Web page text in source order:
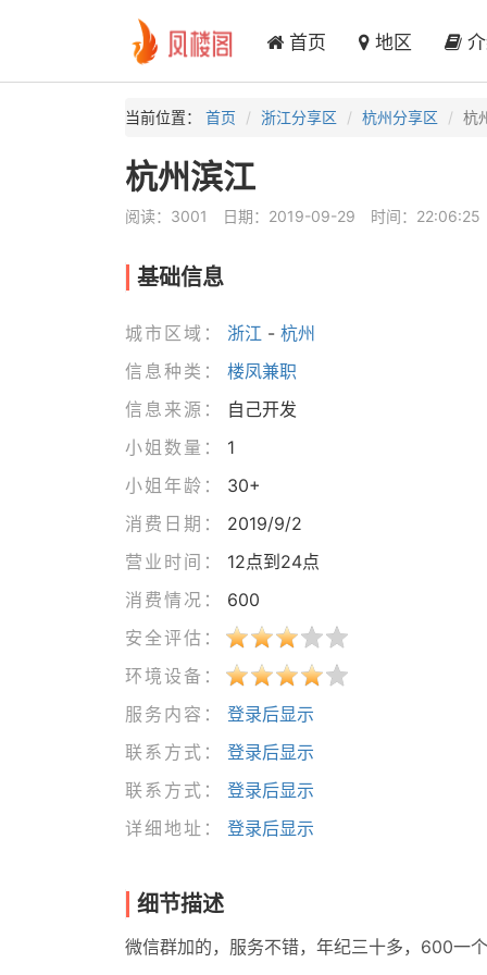
首页 地区 介
当前位置： 首页 浙江分享区 杭州分享区 杭
杭州滨江
阅读：3001 日期：2019-09-29 时间：22:06:25
基础信息
城市区域： 浙江 - 杭州
信息种类：
楼凤兼职
信息来源：
自己开发
小姐数量：
1
小姐年龄：
30+
消费日期：
2019/9/2
营业时间：
12点到24点
消费情况：
600
安全评估：
环境设备：
服务内容：
登录后显示
联系方式：
登录后显示
联系方式：
登录后显示
详细地址：
登录后显示
细节描述
微信群加的，服务不错，年纪三十多，600一